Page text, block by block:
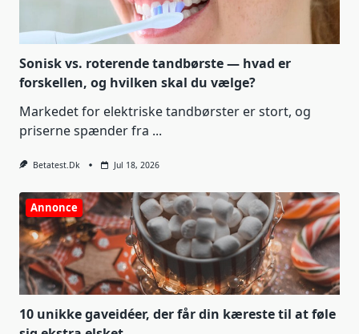
Sonisk vs. roterende tandbørste — hvad er
forskellen, og hvilken skal du vælge?
Markedet for elektriske tandbørster er stort, og
priserne spænder fra ...
Betatest.dk Jul 18, 2026
Annonce
10 unikke gaveidéer, der får din kæreste til at føle